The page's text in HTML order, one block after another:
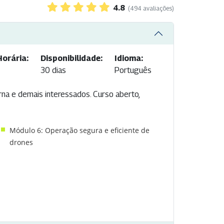
4.8 (494 avaliações)
Disponibilidade:
30 dias
Idioma:
Português
e demais interessados. Curso aberto,
Módulo 6: Operação segura e eficiente de
drones